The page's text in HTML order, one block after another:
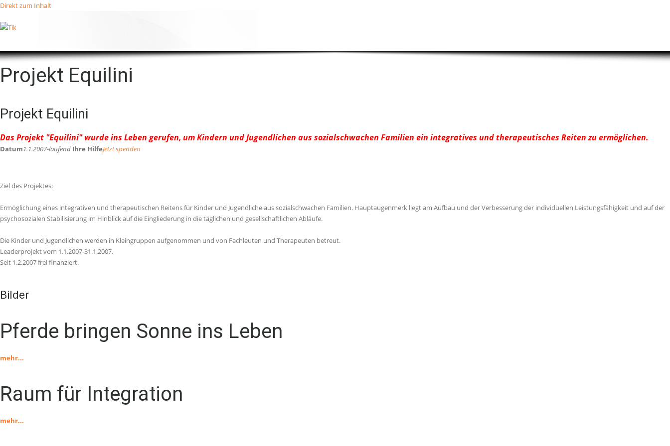
Direkt zum Inhalt
Projekt Equilini
Projekt Equilini
Das Projekt "Equilini" wurde ins Leben gerufen, um Kindern und Jugendlichen aus sozialschwachen Familien ein integratives und therapeutisches Reiten zu ermöglichen.
Datum1.1.2007-laufend Ihre HilfeJetzt spenden
Ziel des Projektes:
Ermöglichung eines integrativen und therapeutischen Reitens für Kinder und Jugendliche aus sozialschwachen Familien. Hauptaugenmerk liegt am Aufbau und der Verbesserung der individuellen Leistungsfähigkeit und auf der
psychosozialen Stabilisierung im Hinblick auf die Eingliederung in die täglichen und gesellschaftlichen Abläufe.
Die Kinder und Jugendlichen werden in Kleingruppen aufgenommen und von Fachleuten und Therapeuten betreut.
Leaderprojekt vom 1.1.2007-31.1.2007.
Seit 1.2.2007 frei finanziert.
Bilder
Pferde bringen Sonne ins Leben
mehr...
Raum für Integration
mehr...